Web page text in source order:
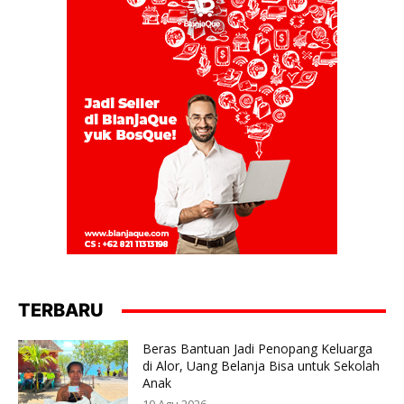
TERBARU
Beras Bantuan Jadi Penopang Keluarga
di Alor, Uang Belanja Bisa untuk Sekolah
Anak